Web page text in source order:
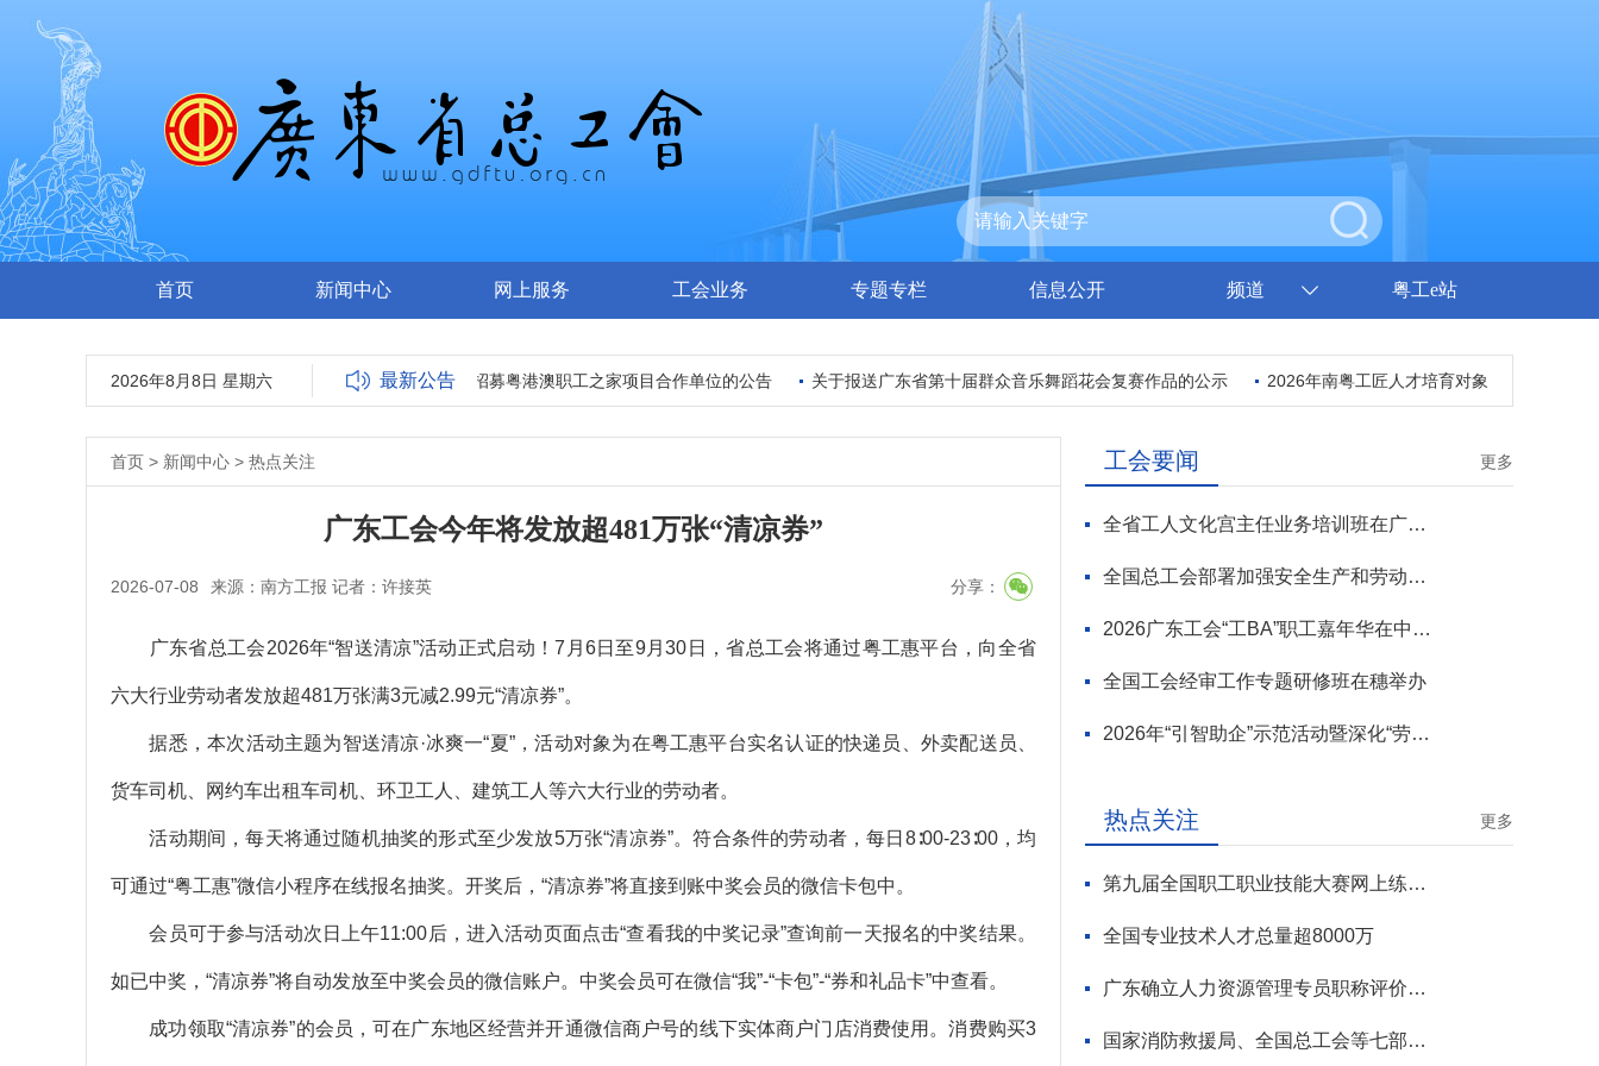
首页 新闻中心 网上服务 工会业务 专题专栏 信息公开 频道 粤工e站
2026年8月8日 星期六 最新公告
广东工会大厦关于公开招募粤港澳职工之家项目合作单位的公告 关于报送广东省第十届群众音乐舞蹈花会复赛作品的公示 2026年南粤工匠人才培育对象推荐人选公示
首页 > 新闻中心 > 热点关注
广东工会今年将发放超481万张“清凉券”
2026-07-08 来源：南方工报 记者：许接英 分享：
广东省总工会2026年“智送清凉”活动正式启动！7月6日至9月30日，省总工会将通过粤工惠平台，向全省
六大行业劳动者发放超481万张满3元减2.99元“清凉券”。
据悉，本次活动主题为智送清凉·冰爽一“夏”，活动对象为在粤工惠平台实名认证的快递员、外卖配送员、
货车司机、网约车出租车司机、环卫工人、建筑工人等六大行业的劳动者。
活动期间，每天将通过随机抽奖的形式至少发放5万张“清凉券”。符合条件的劳动者，每日8∶00-23∶00，均
可通过“粤工惠”微信小程序在线报名抽奖。开奖后，“清凉券”将直接到账中奖会员的微信卡包中。
会员可于参与活动次日上午11:00后，进入活动页面点击“查看我的中奖记录”查询前一天报名的中奖结果。
如已中奖，“清凉券”将自动发放至中奖会员的微信账户。中奖会员可在微信“我”-“卡包”-“券和礼品卡”中查看。
成功领取“清凉券”的会员，可在广东地区经营并开通微信商户号的线下实体商户门店消费使用。消费购买3
工会要闻 更多
全省工人文化宫主任业务培训班在广州开班
全国总工会部署加强安全生产和劳动保护工作
2026广东工会“工BA”职工嘉年华在中山举行
全国工会经审工作专题研修班在穗举办
2026年“引智助企”示范活动暨深化“劳模工匠进万企”专项行动启动
热点关注 更多
第九届全国职工职业技能大赛网上练兵正式启动
全国专业技术人才总量超8000万
广东确立人力资源管理专员职称评价标准
国家消防救援局、全国总工会等七部门联合部署 开展全民消防安全素质提升行动